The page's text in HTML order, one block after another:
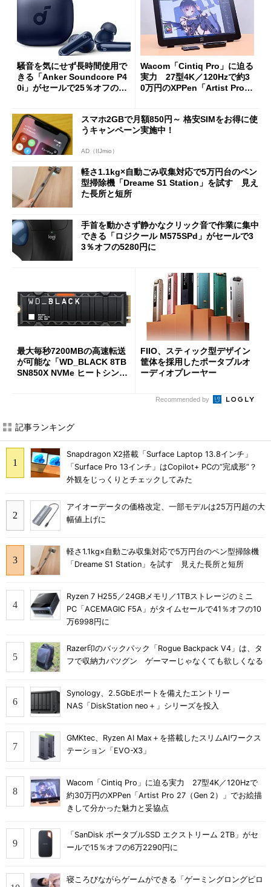
騒音を気にせず長時間使用で
きる「Anker Soundcore P4
0i」がセールで25％オフの59
Wacom「Cintiq Pro」に迫る
実力 27型4K／120Hzで約3
0万円のXPPen「Artist Pro 2
スマホ2GBで月額850円～ 格安SIMをお得に使
うキャンペーン実施中！
AD（IIJmio）
軽さ1.1kg×自動ごみ収集対応で5万円台のペン
型掃除機「Dreame S1 Station」を試す 見え
た長所と短所
手首を動かさず静かなクリック音で作業に集中
できる「ロジクール M575SPd」がセールで3
3％オフの5280円に
最大毎秒7200MBの高速転送
が可能な「WD_BLACK 8TB
SN850X NVMe ヒートシンク
FIIO、スティック型デザイン
筐体を採用したポータブルオ
ーディオプレーヤー
Recommended by
記事ランキング
Snapdragon X2搭載「Surface Laptop 13.8インチ」
「Surface Pro 13インチ」はCopilot+ PCの“完成形”？
外観をじっくりとチェックしてみた
アイオーデータの価格改定、一部モデルは25万円超の大
幅値上げに
軽さ1.1kg×自動ごみ収集対応で5万円台のペン型掃除機
「Dreame S1 Station」を試す 見えた長所と短所
Ryzen 7 H255／24GBメモリ／1TBストレージのミニ
PC「ACEMAGIC F5A」がタイムセールで41％オフの10
万6998円に
Razer印のバックパック「Rogue Backpack V4」は、タ
フで収納力バツグン ゲーマーじゃなくても欲しくなる
Synology、2.5GbEポートを備えたエントリー
NAS「DiskStation neo＋」シリーズを投入
GMKtec、Ryzen AI Max＋を搭載したスリムAIワークス
テーション「EVO-X3」
Wacom「Cintiq Pro」に迫る実力 27型4K／120Hzで
約30万円のXPPen「Artist Pro 27（Gen 2）」でお絵描
きして分かった魅力と妥協点
「SanDisk ポータブルSSD エクストリーム 2TB」がセ
ールで15％オフの6万2290円に
寝ころびながらゲームができる「ゲーミングロングピロ